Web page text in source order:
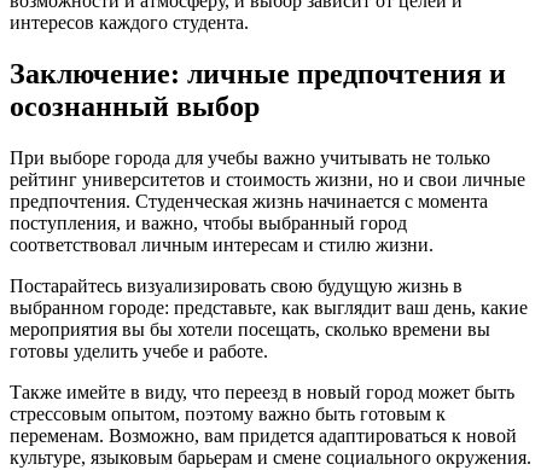
интересов каждого студента.
Заключение: личные предпочтения и
осознанный выбор
При выборе города для учебы важно учитывать не только
рейтинг университетов и стоимость жизни, но и свои личные
предпочтения. Студенческая жизнь начинается с момента
поступления, и важно, чтобы выбранный город
соответствовал личным интересам и стилю жизни.
Постарайтесь визуализировать свою будущую жизнь в
выбранном городе: представьте, как выглядит ваш день, какие
мероприятия вы бы хотели посещать, сколько времени вы
готовы уделить учебе и работе.
Также имейте в виду, что переезд в новый город может быть
стрессовым опытом, поэтому важно быть готовым к
переменам. Возможно, вам придется адаптироваться к новой
культуре, языковым барьерам и смене социального окружения.